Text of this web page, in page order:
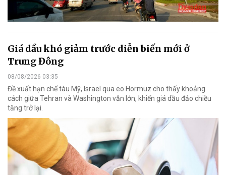
Giá dầu khó giảm trước diễn biến mới ở
Trung Đông
08/08/2026 03:35
Đề xuất hạn chế tàu Mỹ, Israel qua eo Hormuz cho thấy khoảng
cách giữa Tehran và Washington vẫn lớn, khiến giá dầu đảo chiều
tăng trở lại.